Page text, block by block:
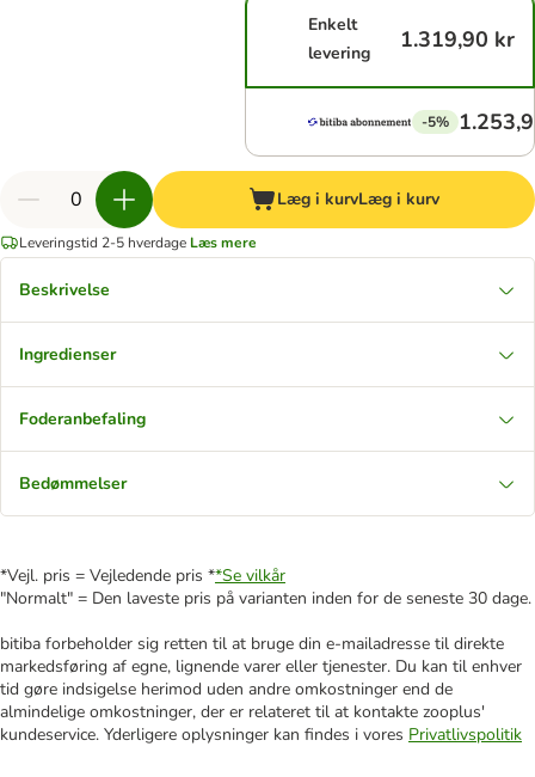
Enkelt
levering
1.319,90 kr
-5%
Læg i kurvLæg i kurv
Leveringstid 2-5 hverdage Læs mere
Beskrivelse
Ingredienser
Foderanbefaling
Bedømmelser
*Vejl. pris = Vejledende pris **Se vilkår
"Normalt" = Den laveste pris på varianten inden for de seneste 30 dage.
bitiba forbeholder sig retten til at bruge din e-mailadresse til direkte
markedsføring af egne, lignende varer eller tjenester. Du kan til enhver
tid gøre indsigelse herimod uden andre omkostninger end de
almindelige omkostninger, der er relateret til at kontakte zooplus'
kundeservice. Yderligere oplysninger kan findes i vores Privatlivspolitik